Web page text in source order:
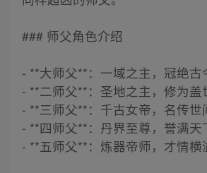
### 师父角色介绍
- **大师父**：一域之主，冠绝古
- **二师父**：圣地之主，修为盖
- **三师父**：千古女帝，名传世
- **四师父**：丹界至尊，誉满天
- **五师父**：炼器帝师，才情横